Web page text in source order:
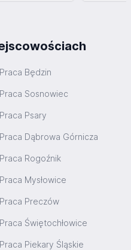
Praca Będzin
Praca Sosnowiec
Praca Psary
Praca Dąbrowa Górnicza
Praca Rogoźnik
Praca Mysłowice
Praca Preczów
Praca Świętochłowice
Praca Piekary Śląskie